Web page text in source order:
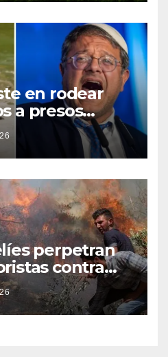
en rodear
a presos
perpetran
contra
en